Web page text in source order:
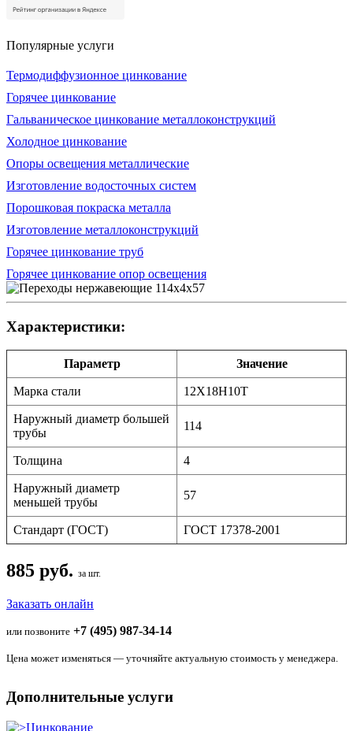
Популярные услуги
Термодиффузионное цинкование
Горячее цинкование
Гальваническое цинкование металлоконструкций
Холодное цинкование
Опоры освещения металлические
Изготовление водосточных систем
Порошковая покраска металла
Изготовление металлоконструкций
Горячее цинкование труб
Горячее цинкование опор освещения
Характеристики:
Параметр Значение
Марка стали 12Х18Н10Т
Наружный диаметр большей
трубы
114
Толщина 4
Наружный диаметр
меньшей трубы
57
Стандарт (ГОСТ) ГОСТ 17378-2001
885 руб. за шт.
Заказать онлайн
или позвоните +7 (495) 987-34-14
Цена может изменяться — уточняйте актуальную стоимость у менеджера.
Дополнительные услуги